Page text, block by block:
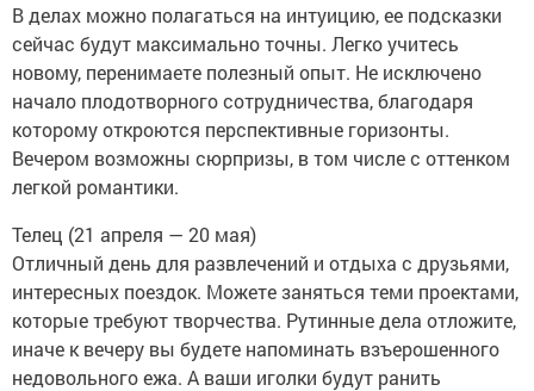
В делах можно полагаться на интуицию, ее подсказки
сейчас будут максимально точны. Легко учитесь
новому, перенимаете полезный опыт. Не исключено
начало плодотворного сотрудничества, благодаря
которому откроются перспективные горизонты.
Вечером возможны сюрпризы, в том числе с оттенком
легкой романтики.
Телец (21 апреля — 20 мая)
Отличный день для развлечений и отдыха с друзьями,
интересных поездок. Можете заняться теми проектами,
которые требуют творчества. Рутинные дела отложите,
иначе к вечеру вы будете напоминать взъерошенного
недовольного ежа. А ваши иголки будут ранить